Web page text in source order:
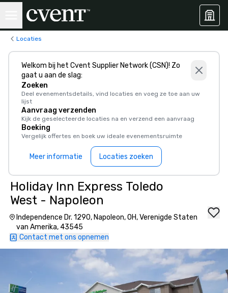
Locaties
Welkom bij het Cvent Supplier Network (CSN)! Zo
gaat u aan de slag:
Zoeken
Deel evenementsdetails, vind locaties en voeg ze toe aan uw
lijst
Aanvraag verzenden
Kijk de geselecteerde locaties na en verzend een aanvraag
Boeking
Vergelijk offertes en boek uw ideale evenementsruimte
Meer informatie Locaties zoeken
Holiday Inn Express Toledo
West - Napoleon
Independence Dr. 1290, Napoleon, OH, Verenigde Staten
van Amerika, 43545
Contact met ons opnemen